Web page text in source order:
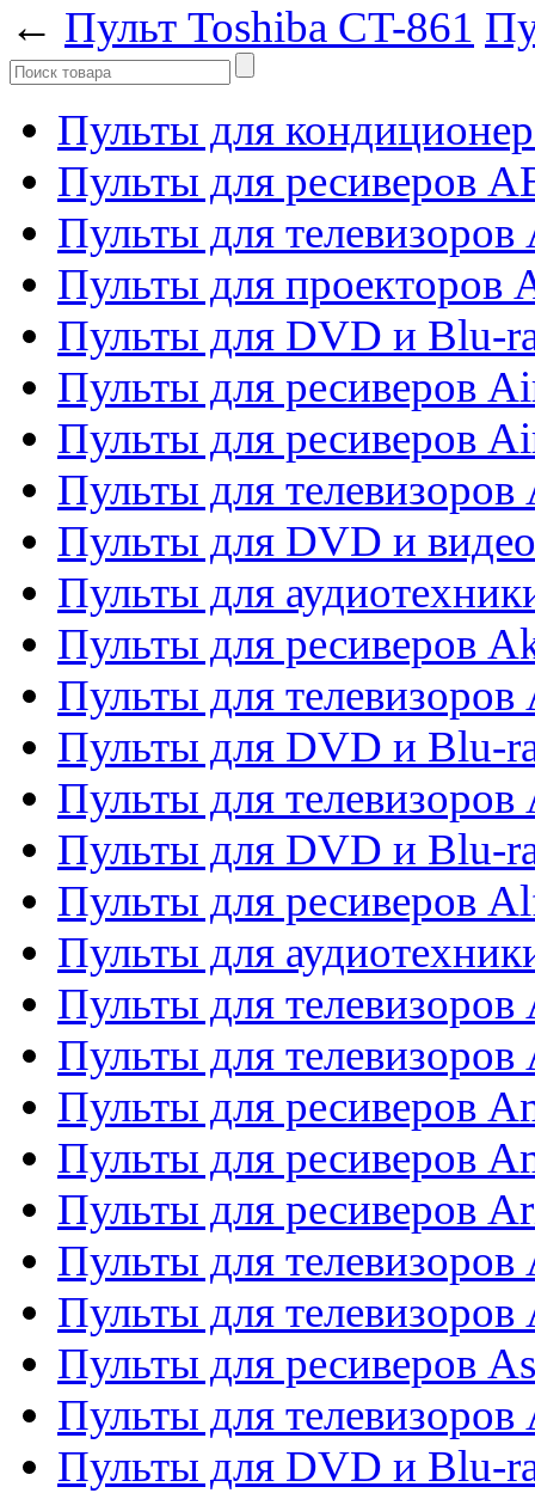
← Пульт Toshiba CT-861
Пульты для
Пульты для ресиверов
Пульты для телевизоров
Пульты для проекторов
Пульты для DVD и Blu-
Пульты для ресиверов
Пульты для ресиверов
Пульты для телевизоров
Пульты для DVD и
Пульты для
Пульты для ресиверов
Пульты для телевизоров
Пульты для DVD и Blu-
Пульты для
Пульты для DVD и Blu-
Пульты для ресиверов
Пульты для
Пульты для
Пульты для
Пульты для ресиверов
Пульты для ресиверов
Пульты для ресиверов
Пульты для
Пульты для телевизоров
Пульты для ресиверов
Пульты для телевизоров
Пульты для DVD и Blu-